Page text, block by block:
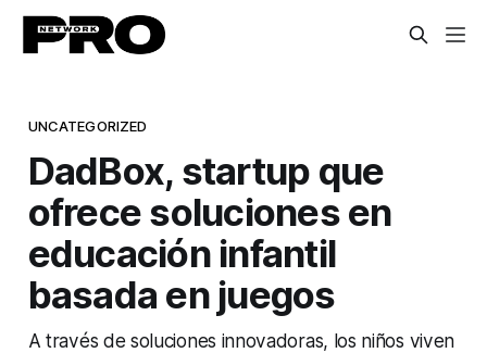
UNCATEGORIZED
DadBox, startup que
ofrece soluciones en
educación infantil
basada en juegos
A través de soluciones innovadoras, los niños viven